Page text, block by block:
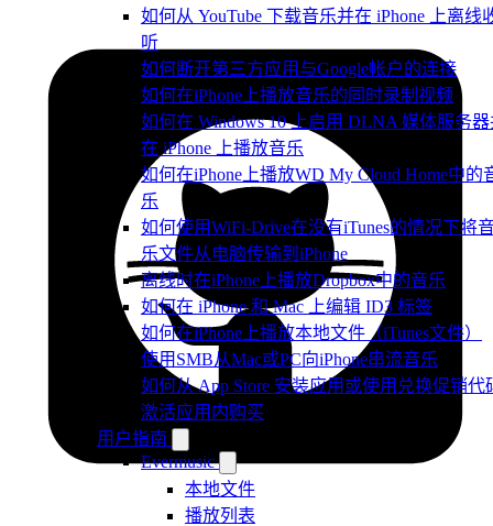
如何从 YouTube 下载音乐并在 iPhone 上离线
听
如何断开第三方应用与Google帐户的连接
如何在iPhone上播放音乐的同时录制视频
如何在 Windows 10 上启用 DLNA 媒体服务
在 iPhone 上播放音乐
如何在iPhone上播放WD My Cloud Home中的
乐
如何使用WiFi-Drive在没有iTunes的情况下将
乐文件从电脑传输到iPhone
离线时在iPhone上播放Dropbox中的音乐
如何在 iPhone 和 Mac 上编辑 ID3 标签
如何在iPhone上播放本地文件（iTunes文件）
使用SMB从Mac或PC向iPhone串流音乐
如何从 App Store 安装应用或使用兑换促销代
激活应用内购买
用户指南
Evermusic
本地文件
播放列表